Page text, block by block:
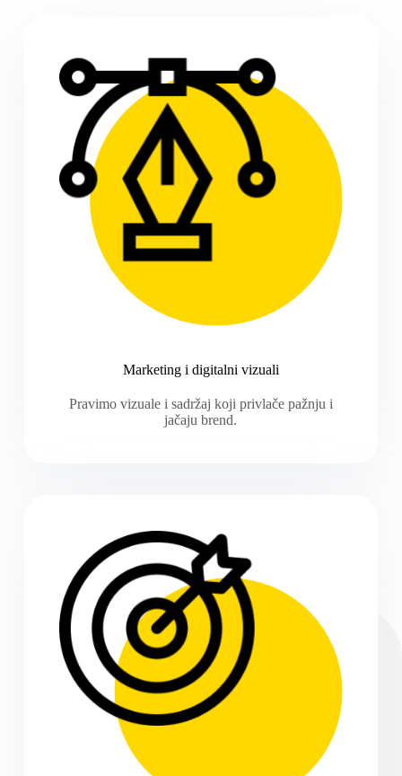
Marketing i digitalni vizuali
Pravimo vizuale i sadržaj koji privlače pažnju i
jačaju brend.